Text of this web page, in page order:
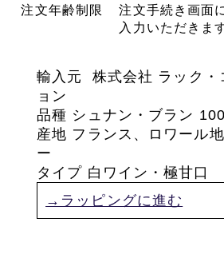
注文年齢制限
注文手続き画面
入力いただきま
輸入元 株式会社 ラック・
ョン
品種 シュナン・ブラン
産地 フランス、ロワール
ー
タイプ 白ワイン・極甘口
→ラッピングに進む